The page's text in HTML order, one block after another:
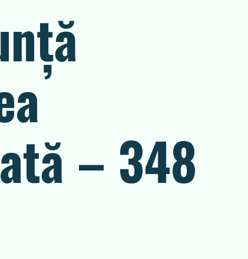
– 348